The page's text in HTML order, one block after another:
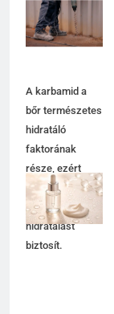
A karbamid a
bőr természetes
hidratáló
faktorának
része, ezért
kényelmes és
tolerálható
hidratálást
biztosít.
5